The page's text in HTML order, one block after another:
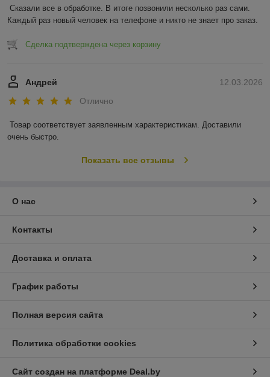
Сказали все в обработке. В итоге позвонили несколько раз сами.
Каждый раз новый человек на телефоне и никто не знает про заказ.
Сделка подтверждена через корзину
12.03.2026
Андрей
Отлично
Товар соответствует заявленным характеристикам. Доставили
очень быстро.
Показать все отзывы
О нас
Контакты
Доставка и оплата
График работы
Полная версия сайта
Политика обработки cookies
Сайт создан на платформе Deal.by